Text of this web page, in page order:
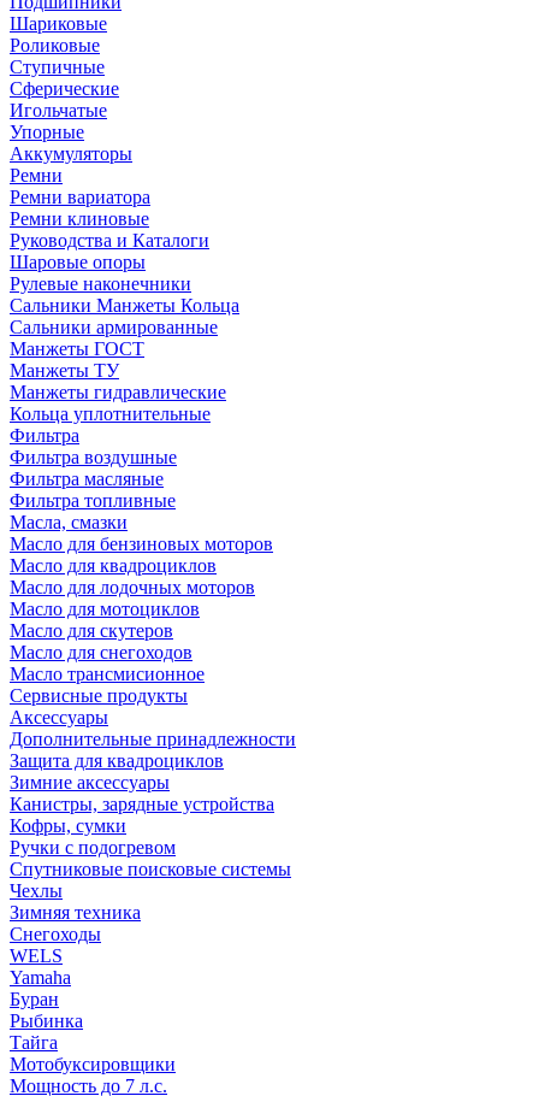
Шариковые
Роликовые
Ступичные
Сферические
Игольчатые
Упорные
Аккумуляторы
Ремни
Ремни вариатора
Ремни клиновые
Руководства и Каталоги
Шаровые опоры
Рулевые наконечники
Сальники Манжеты Кольца
Сальники армированные
Манжеты ГОСТ
Манжеты ТУ
Манжеты гидравлические
Кольца уплотнительные
Фильтра
Фильтра воздушные
Фильтра масляные
Фильтра топливные
Масла, смазки
Масло для бензиновых моторов
Масло для квадроциклов
Масло для лодочных моторов
Масло для мотоциклов
Масло для скутеров
Масло для снегоходов
Масло трансмисионное
Сервисные продукты
Аксессуары
Дополнительные принадлежности
Защита для квадроциклов
Зимние аксессуары
Канистры, зарядные устройства
Кофры, сумки
Ручки с подогревом
Спутниковые поисковые системы
Чехлы
Зимняя техника
Снегоходы
WELS
Yamaha
Буран
Рыбинка
Тайга
Мотобуксировщики
Мощность до 7 л.с.